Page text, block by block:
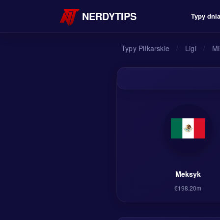
NERDYTIPS Typy dnia
Typy Piłkarskie / Ligi /
Meksyk
€198.20m